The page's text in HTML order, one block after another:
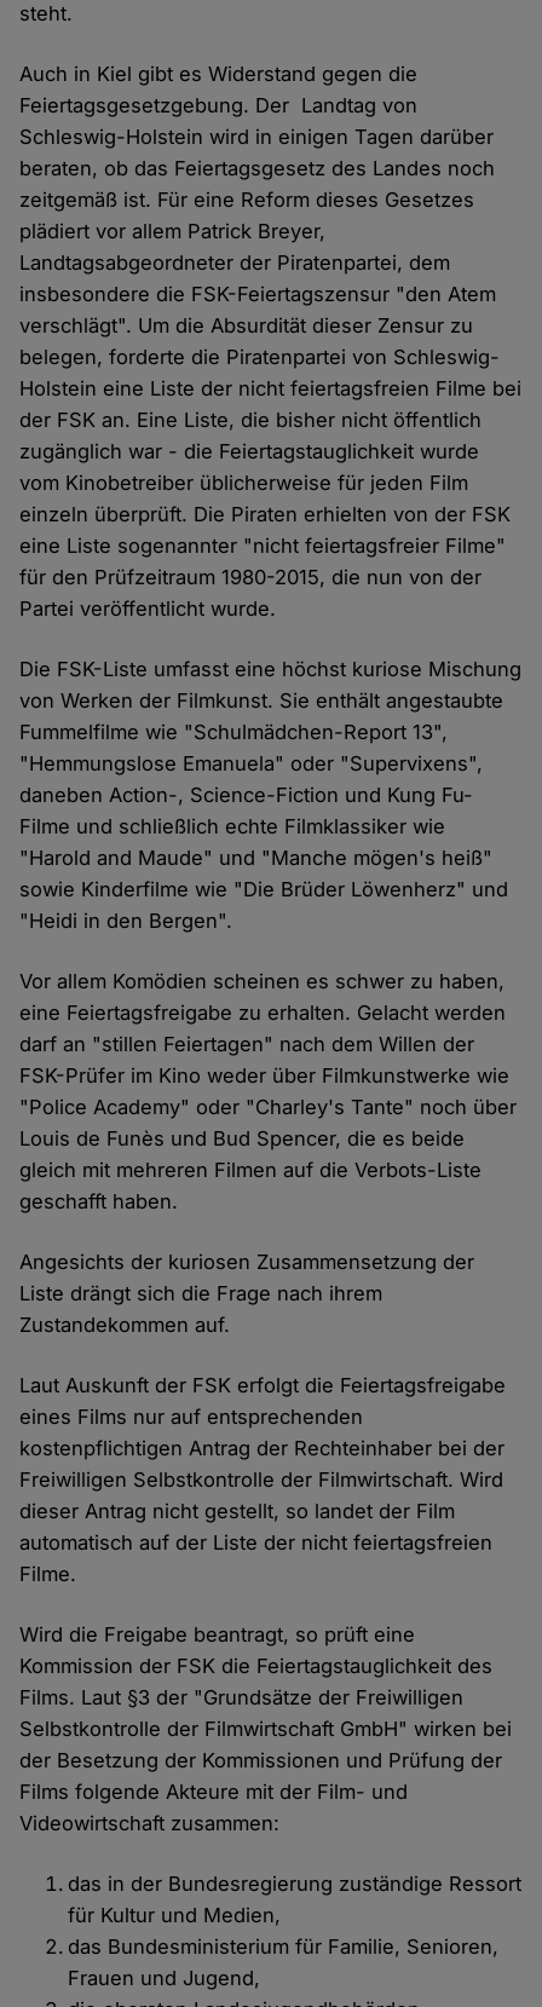
steht.
Auch in Kiel gibt es Widerstand gegen die
Feiertagsgesetzgebung. Der Landtag von
Schleswig-Holstein wird in einigen Tagen darüber
beraten, ob das Feiertagsgesetz des Landes noch
zeitgemäß ist. Für eine Reform dieses Gesetzes
plädiert vor allem Patrick Breyer,
Landtagsabgeordneter der Piratenpartei, dem
insbesondere die FSK-Feiertagszensur "den Atem
verschlägt". Um die Absurdität dieser Zensur zu
belegen, forderte die Piratenpartei von Schleswig-
Holstein eine Liste der nicht feiertagsfreien Filme bei
der FSK an. Eine Liste, die bisher nicht öffentlich
zugänglich war - die Feiertagstauglichkeit wurde
vom Kinobetreiber üblicherweise für jeden Film
einzeln überprüft. Die Piraten erhielten von der FSK
eine Liste sogenannter "nicht feiertagsfreier Filme"
für den Prüfzeitraum 1980-2015, die nun von der
Partei veröffentlicht wurde.
Die FSK-Liste umfasst eine höchst kuriose Mischung
von Werken der Filmkunst. Sie enthält angestaubte
Fummelfilme wie "Schulmädchen-Report 13",
"Hemmungslose Emanuela" oder "Supervixens",
daneben Action-, Science-Fiction und Kung Fu-
Filme und schließlich echte Filmklassiker wie
"Harold and Maude" und "Manche mögen's heiß"
sowie Kinderfilme wie "Die Brüder Löwenherz" und
"Heidi in den Bergen".
Vor allem Komödien scheinen es schwer zu haben,
eine Feiertagsfreigabe zu erhalten. Gelacht werden
darf an "stillen Feiertagen" nach dem Willen der
FSK-Prüfer im Kino weder über Filmkunstwerke wie
"Police Academy" oder "Charley's Tante" noch über
Louis de Funès und Bud Spencer, die es beide
gleich mit mehreren Filmen auf die Verbots-Liste
geschafft haben.
Angesichts der kuriosen Zusammensetzung der
Liste drängt sich die Frage nach ihrem
Zustandekommen auf.
Laut Auskunft der FSK erfolgt die Feiertagsfreigabe
eines Films nur auf entsprechenden
kostenpflichtigen Antrag der Rechteinhaber bei der
Freiwilligen Selbstkontrolle der Filmwirtschaft. Wird
dieser Antrag nicht gestellt, so landet der Film
automatisch auf der Liste der nicht feiertagsfreien
Filme.
Wird die Freigabe beantragt, so prüft eine
Kommission der FSK die Feiertagstauglichkeit des
Films. Laut §3 der "Grundsätze der Freiwilligen
Selbstkontrolle der Filmwirtschaft GmbH" wirken bei
der Besetzung der Kommissionen und Prüfung der
Films folgende Akteure mit der Film- und
Videowirtschaft zusammen:
das in der Bundesregierung zuständige Ressort
für Kultur und Medien,
das Bundesministerium für Familie, Senioren,
Frauen und Jugend,